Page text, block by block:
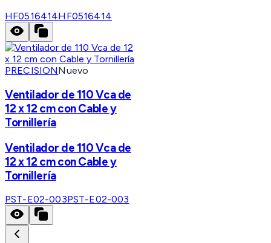
HF0516414HF0516414
PRECISIONNuevo
Ventilador de 110 Vca de
12 x 12 cm con Cable y
Tornillería
Ventilador de 110 Vca de
12 x 12 cm con Cable y
Tornillería
PST-E02-003PST-E02-003